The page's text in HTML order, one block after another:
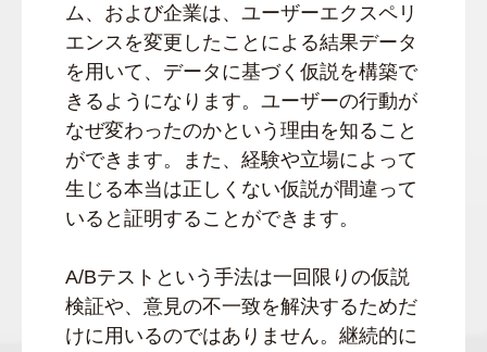
ム、および企業は、ユーザーエクスペリ
エンスを変更したことによる結果データ
を用いて、データに基づく仮説を構築で
きるようになります。ユーザーの行動が
なぜ変わったのかという理由を知ること
ができます。また、経験や立場によって
生じる本当は正しくない仮説が間違って
いると証明することができます。
A/Bテストという手法は一回限りの仮説
検証や、意見の不一致を解決するためだ
けに用いるのではありません。継続的に